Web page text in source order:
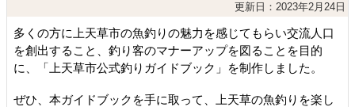
更新日：2023年2月24日
多くの方に上天草市の魚釣りの魅力を感じてもらい交流人口
を創出すること、釣り客のマナーアップを図ることを目的
に、「上天草市公式釣りガイドブック」を制作しました。
ぜひ、本ガイドブックを手に取って、上天草の魚釣りを楽し